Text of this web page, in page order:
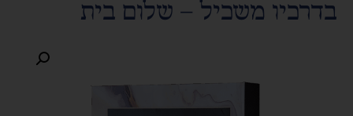
בדרכיו משכיל – שלום בית